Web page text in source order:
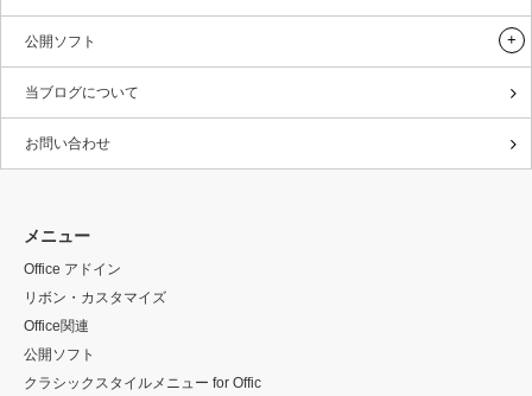
公開ソフト
当ブログについて
お問い合わせ
メニュー
Office アドイン
リボン・カスタマイズ
Office関連
公開ソフト
クラシックスタイルメニュー for Offic